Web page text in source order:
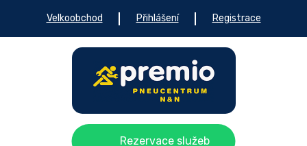
Velkoobchod Přihlášení Registrace
Rezervace služeb